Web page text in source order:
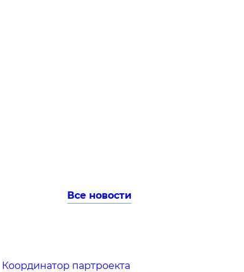
Все новости
Координатор партроекта